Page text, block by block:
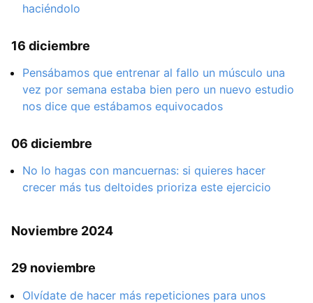
haciéndolo
16 diciembre
Pensábamos que entrenar al fallo un músculo una
vez por semana estaba bien pero un nuevo estudio
nos dice que estábamos equivocados
06 diciembre
No lo hagas con mancuernas: si quieres hacer
crecer más tus deltoides prioriza este ejercicio
Noviembre 2024
29 noviembre
Olvídate de hacer más repeticiones para unos